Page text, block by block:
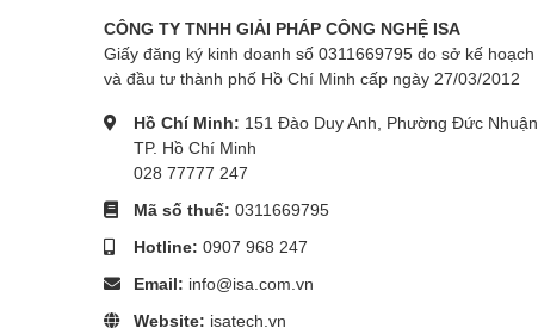
CÔNG TY TNHH GIẢI PHÁP CÔNG NGHỆ ISA
Giấy đăng ký kinh doanh số 0311669795 do sở kế hoạch
và đầu tư thành phố Hồ Chí Minh cấp ngày 27/03/2012
Hồ Chí Minh: 151 Đào Duy Anh, Phường Đức Nhuận,
TP. Hồ Chí Minh
028 77777 247
Mã số thuế: 0311669795
Hotline: 0907 968 247
Email: info@isa.com.vn
Website: isatech.vn